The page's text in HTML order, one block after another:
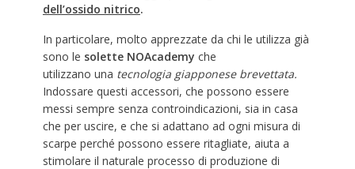
dell’ossido nitrico.
In particolare, molto apprezzate da chi le utilizza già
sono le solette NOAcademy che
utilizzano una tecnologia giapponese brevettata.
Indossare questi accessori, che possono essere
messi sempre senza controindicazioni, sia in casa
che per uscire, e che si adattano ad ogni misura di
scarpe perché possono essere ritagliate, aiuta a
stimolare il naturale processo di produzione di